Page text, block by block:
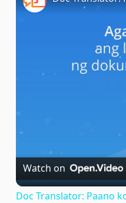
Watch on
Doc Translator: Paano